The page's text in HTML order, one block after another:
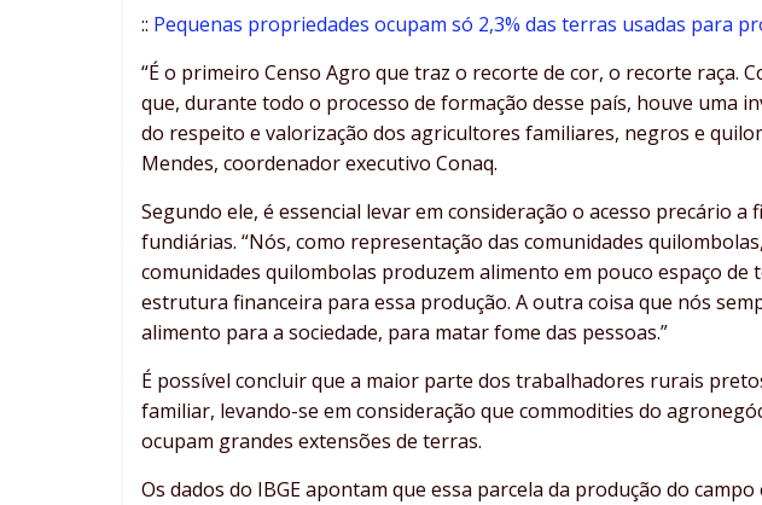
:: Pequenas propriedades ocupam só 2,3% das terras usadas para
“É o primeiro Censo Agro que traz o recorte de cor, o recorte raça.
que, durante todo o processo de formação desse país, houve uma
do respeito e valorização dos agricultores familiares, negros e
Mendes, coordenador executivo Conaq.
Segundo ele, é essencial levar em consideração o acesso precário a
fundiárias. “Nós, como representação das comunidades
comunidades quilombolas produzem alimento em pouco espaço de
estrutura financeira para essa produção. A outra coisa que nós
alimento para a sociedade, para matar fome das pessoas.”
É possível concluir que a maior parte dos trabalhadores rurais
familiar, levando-se em consideração que commodities do
ocupam grandes extensões de terras.
Os dados do IBGE apontam que essa parcela da produção do campo